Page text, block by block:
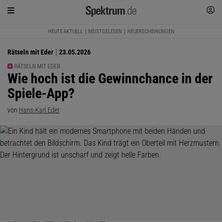
HEUTE AKTUELL MEISTGELESEN NEUERSCHEINUNGEN
Rätseln mit Eder 23.05.2026
RÄTSELN MIT EDER
:
Wie hoch ist die Gewinnchance in der
Spiele-App?
von Hans-Karl Eder